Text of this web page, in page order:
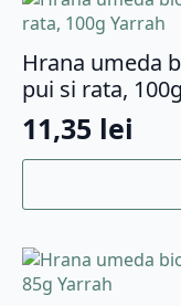
Hrana umeda
pui si rata,
11,35 lei